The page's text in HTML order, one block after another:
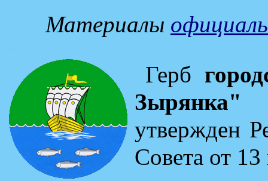
Материалы
Герб
Зырянка"
утвержден
Совета от